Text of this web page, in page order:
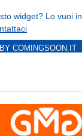
BY COMINGSOON.IT